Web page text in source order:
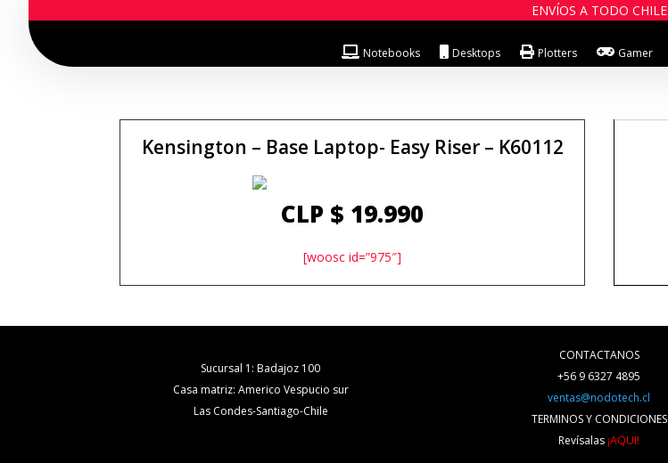
ENVÍOS A TODO CHILE
Notebooks Desktops Plotters Gamer
Kensington – Base Laptop- Easy Riser – K60112
CLP $ 19.990
[woosc id=”975″]
Sucursal 1: Badajoz 100
Casa matriz: Americo Vespucio sur
Las Condes-Santiago-Chile
CONTACTANOS
+56 9 6327 4895
ventas@nodotech.cl
TERMINOS Y CONDICIONES
Revísalas¡AQUI!